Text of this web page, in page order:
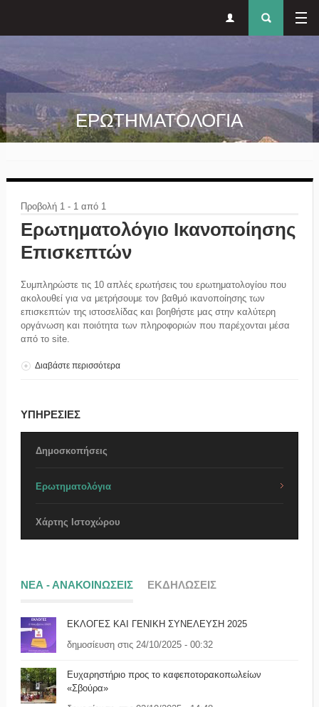
μενού
ΕΡΩΤΗΜΑΤΟΛΟΓΙΑ
Προβολή 1 - 1 από 1
Ερωτηματολόγιο Ικανοποίησης
Επισκεπτών
Συμπληρώστε τις 10 απλές ερωτήσεις του ερωτηματολογίου που
ακολουθεί για να μετρήσουμε τον βαθμό ικανοποίησης των
επισκεπτών της ιστοσελίδας και βοηθήστε μας στην καλύτερη
οργάνωση και ποιότητα των πληροφοριών που παρέχονται μέσα
από το site.
Διαβάστε περισσότεραγια Ερωτηματολόγιο Ικανοποίησης Επισκεπτών
ΥΠΗΡΕΣΙΕΣ
Δημοσκοπήσεις
Ερωτηματολόγια
Χάρτης Ιστοχώρου
ΝΕΑ - ΑΝΑΚΟΙΝΩΣΕΙΣ ΕΚΔΗΛΩΣΕΙΣ
ΕΚΛΟΓΕΣ ΚΑΙ ΓΕΝΙΚΗ ΣΥΝΕΛΕΥΣΗ 2025
δημοσίευση στις 24/10/2025 - 00:32
Ευχαρηστήριο προς το καφεποτορακοπωλείων
«Σβούρα»